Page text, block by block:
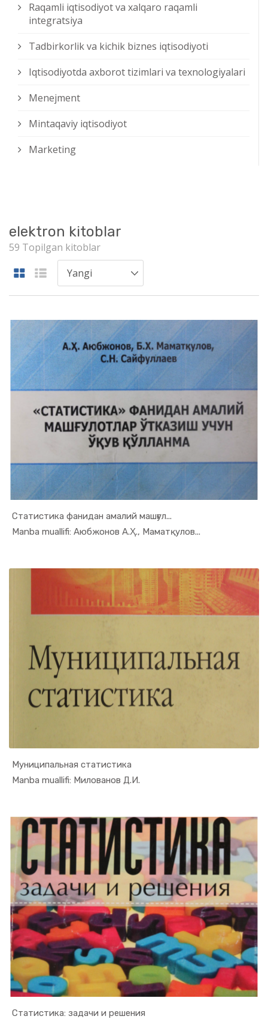
Raqamli iqtisodiyot va xalqaro raqamli
integratsiya
Tadbirkorlik va kichik biznes iqtisodiyoti
Iqtisodiyotda axborot tizimlari va texnologiyalari
Menejment
Mintaqaviy iqtisodiyot
Marketing
elektron kitoblar
59 Topilgan kitoblar
Статистика фанидан амалий машғул...
Manba muallifi: Аюбжонов А.Ҳ., Маматқулов...
In Ekonome...
Муниципальная статистика
Manba muallifi: Милованов Д.И.
In Ekonome...
Статистика: задачи и решения